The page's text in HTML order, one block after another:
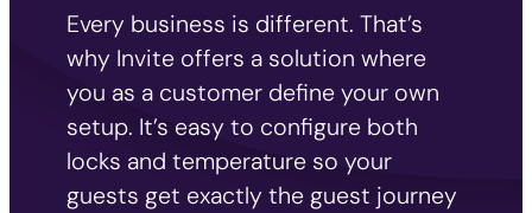
Every business is different. That’s
why Invite offers a solution where
you as a customer define your own
setup. It’s easy to configure both
locks and temperature so your
guests get exactly the guest journey